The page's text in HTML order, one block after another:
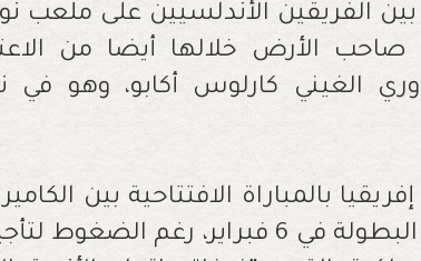
الفريقين الأندلسيين على ملعب
الأرض خلالها أيضا من
الغيني كارلوس أكابو، وهو
بالمباراة الافتتاحية بين
يوم 9 يناير وتنتهي البطولة في 6 فبراير،